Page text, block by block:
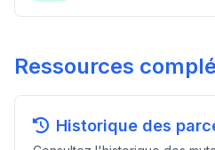
Ressources
Historique des